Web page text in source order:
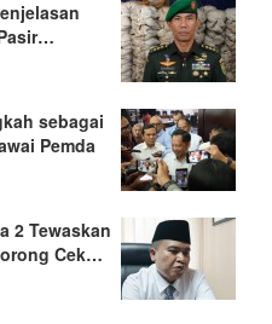
sebagai
Pemda
2 Tewaskan
Cek…